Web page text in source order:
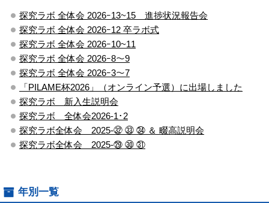
探究ラボ 全体会 2026ｰ13~15 進捗状況報告会
探究ラボ 全体会 2026ｰ12 卒ラボ式
探究ラボ 全体会 2026ｰ10~11
探究ラボ 全体会 2026ｰ8～9
探究ラボ 全体会 2026ｰ3～7
「PILAME杯2026」（オンライン予選）に出場しました
探究ラボ 新入生説明会
探究ラボ 全体会2026-1･2
探究ラボ全体会 2025-㉜ ㉝ ㉞ ＆ 畷高説明会
探究ラボ全体会 2025-㉙ ㉚ ㉛
年別一覧